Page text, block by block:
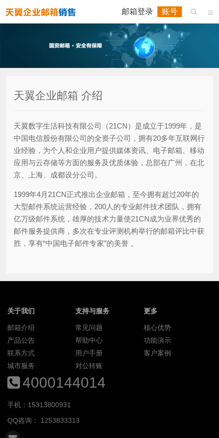

邮箱登录 账号 
天翼企业邮箱 介绍
天翼数字生活科技有限公司（21CN）是成立于1999年，是
中国电信股份有限公司的全资子公司，拥有20多年互联网行
业经验，为个人和企业用户提供媒体资讯、电子邮箱、移动
应用与云存储等方面的服务及优质体验，总部在广州，在北
京、上海、成都设分公司。
1999年4月21CN正式推出企业邮箱，至今拥有超过20年的
大型邮件系统运营经验，200人的专业邮件技术团队，拥有
亿万级邮件系统，雄厚的技术力量使21CN成为业界优秀的
邮件服务提供商，多次在专业评测机构举行的邮箱评比中获
胜，享有“中国电子邮件专家”的美誉 。
关于我们
邮箱介绍
产品公告
联系方式
城市服务
支持与服务
常见问题
帮助中心
用户手册
对公转账
更多
核心优势
功能演示
客户案例
4000144014
手机：15313800931
QQ咨询： 1253833313